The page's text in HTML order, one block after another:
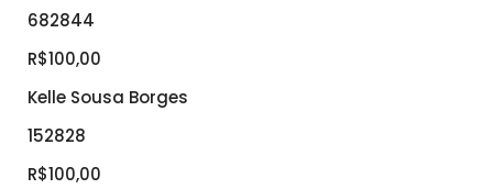
682844
R$100,00
Kelle Sousa Borges
152828
R$100,00